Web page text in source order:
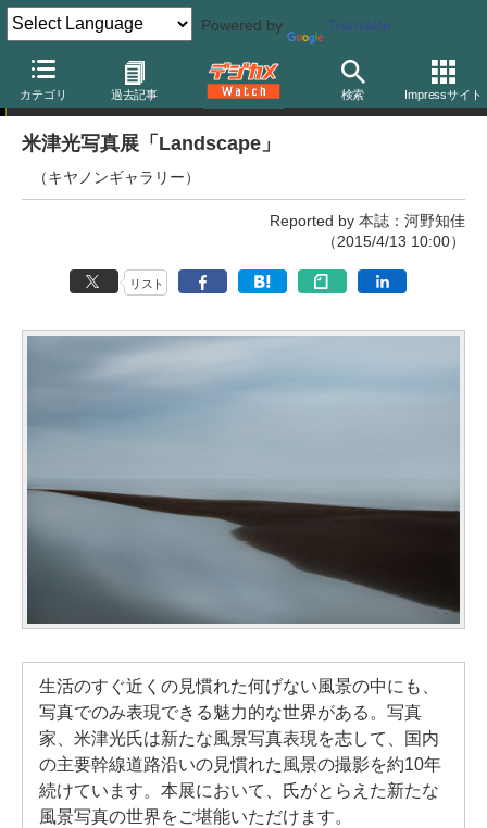
Powered by Translate
カテゴリ 過去記事 検索 Impressサイト
写真展
米津光写真展「Landscape」
（キヤノンギャラリー）
Reported by 本誌：河野知佳
（2015/4/13 10:00）
リスト
生活のすぐ近くの見慣れた何げない風景の中にも、
写真でのみ表現できる魅力的な世界がある。写真
家、米津光氏は新たな風景写真表現を志して、国内
の主要幹線道路沿いの見慣れた風景の撮影を約10年
続けています。本展において、氏がとらえた新たな
風景写真の世界をご堪能いただけます。